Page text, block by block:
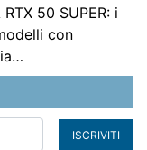
RTX 50 SUPER: i
con
ISCRIVITI